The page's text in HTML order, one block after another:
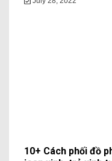
10+ Cách phối đồ